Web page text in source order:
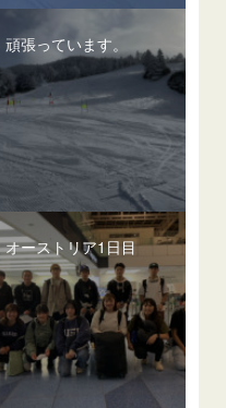
頑張っています。
オーストリア1日目